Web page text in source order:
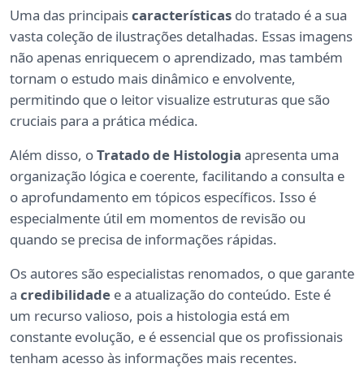
Uma das principaiscaracterísticas do tratado é a sua
vasta coleção de ilustrações detalhadas. Essas imagens
não apenas enriquecem o aprendizado, mas também
tornam o estudo mais dinâmico e envolvente,
permitindo que o leitor visualize estruturas que são
cruciais para a prática médica.
Além disso, oTratado de Histologia apresenta uma
organização lógica e coerente, facilitando a consulta e
o aprofundamento em tópicos específicos. Isso é
especialmente útil em momentos de revisão ou
quando se precisa de informações rápidas.
Os autores são especialistas renomados, o que garante
a credibilidade e a atualização do conteúdo. Este é
um recurso valioso, pois a histologia está em
constante evolução, e é essencial que os profissionais
tenham acesso às informações mais recentes.